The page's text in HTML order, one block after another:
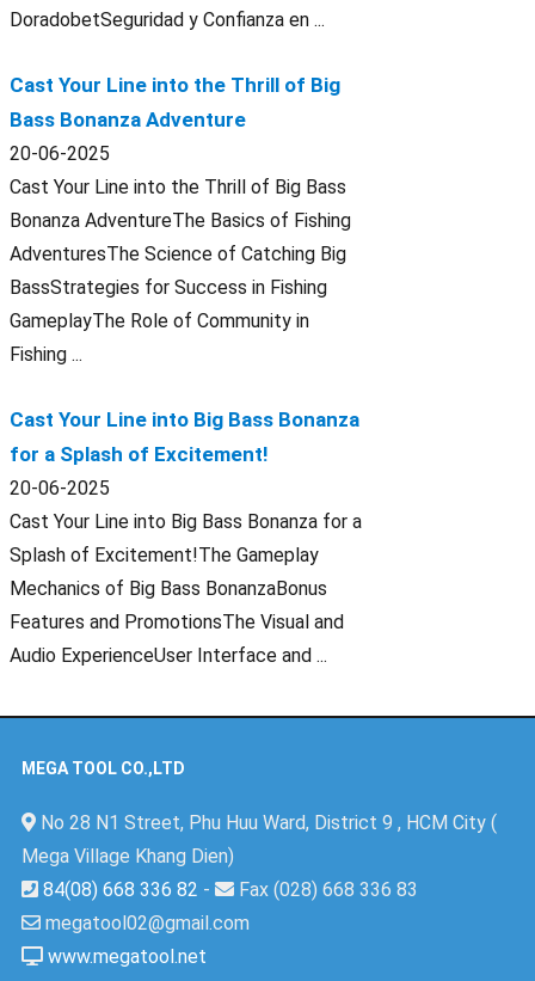
DoradobetSeguridad y Confianza en ...
Cast Your Line into the Thrill of Big
Bass Bonanza Adventure
20-06-2025
Cast Your Line into the Thrill of Big Bass
Bonanza AdventureThe Basics of Fishing
AdventuresThe Science of Catching Big
BassStrategies for Success in Fishing
GameplayThe Role of Community in
Fishing ...
Cast Your Line into Big Bass Bonanza
for a Splash of Excitement!
20-06-2025
Cast Your Line into Big Bass Bonanza for a
Splash of Excitement!The Gameplay
Mechanics of Big Bass BonanzaBonus
Features and PromotionsThe Visual and
Audio ExperienceUser Interface and ...
MEGA TOOL CO.,LTD
No 28 N1 Street, Phu Huu Ward, District 9 , HCM City (
Mega Village Khang Dien)
84(08) 668 336 82 -
Fax (028) 668 336 83
megatool02@gmail.com
www.megatool.net